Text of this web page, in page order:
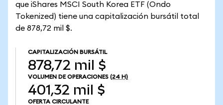
que iShares MSCI South Korea ETF (Ondo
Tokenized) tiene una capitalización bursátil total
de 878,72 mil $.
CAPITALIZACIÓN BURSÁTIL
878,72 mil $
VOLUMEN DE OPERACIONES (24 H)
401,32 mil $
OFERTA CIRCULANTE